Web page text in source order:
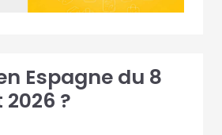
Espagne du 8
?